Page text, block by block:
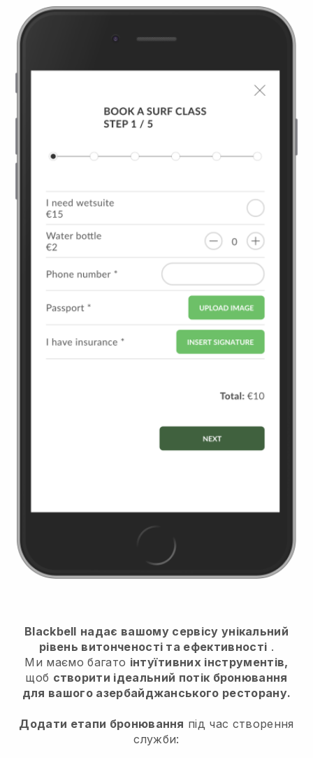
Blackbell надає вашому сервісу унікальний
рівень витонченості та ефективності .
Ми маємо багато інтуїтивних інструментів,
щоб створити ідеальний потік бронювання
для вашого азербайджанського ресторану.
Додати етапи бронювання під час створення
служби: